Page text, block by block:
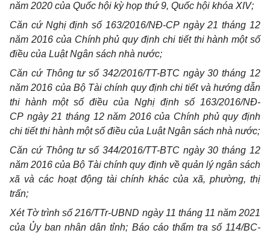
năm 2020 của Quốc hội kỳ họp thứ 9, Quốc hội khóa XIV;
Căn cứ Nghị định số 163/2016/NĐ-CP ngày 21 tháng 12
năm 2016 của Chính phủ quy định chi tiết thi hành một số
điều của Luật Ngân sách nhà nước;
Căn cứ Thông tư số 342/2016/TT-BTC ngày 30 tháng 12
năm 2016 của Bộ Tài chính quy định chi tiết và hướng dẫn
thi hành một số điều của Nghị định số 163/2016/NĐ-
CP ngày 21 tháng 12 năm 2016 của Chính phủ quy định
chi tiết thi hành một số điều của Luật Ngân sách nhà nước;
Căn cứ Thông tư số 344/2016/TT-BTC ngày 30 tháng 12
năm 2016 của Bộ Tài chính quy định về quản lý ngân sách
xã và các hoạt động tài chính khác của xã, phường, thị
trấn;
Xét Tờ trình số 216/TTr-UBND ngày 11 tháng 11 năm 2021
của Ủy ban nhân dân tỉnh; Báo cáo thẩm tra số 114/BC-